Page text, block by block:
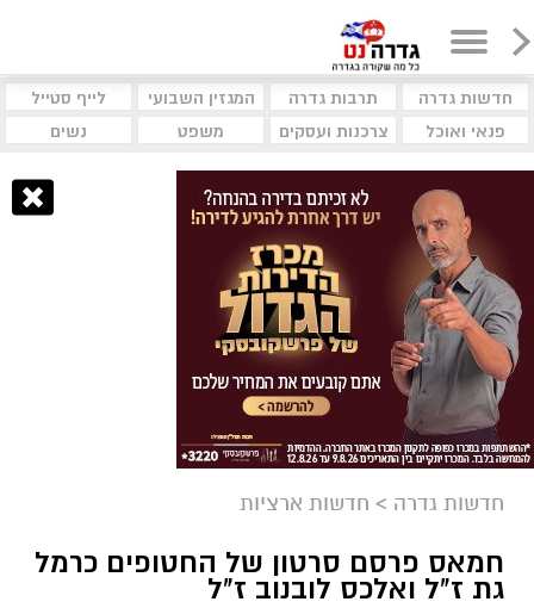
חדשות גדרה תרבות גדרה המגזין השבועי
לייף סטייל
פנאי ואוכל
צרכנות ועסקים משפט נשים
חדשות גדרה > חדשות ארציות
חמאס פרסם סרטון של החטופים כרמל
גת ז"ל ואלכס לובנוב ז"ל